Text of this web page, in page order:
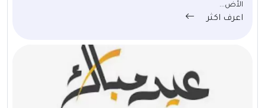
الأض...
اعرف اكثر